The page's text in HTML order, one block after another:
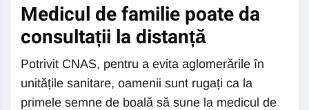
Medicul de familie poate da
consultații la distanță
Potrivit CNAS, pentru a evita aglomerările în
unitățile sanitare, oamenii sunt rugați ca la
primele semne de boală să sune la medicul de